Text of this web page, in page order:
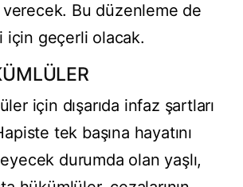
verecek. Bu düzenleme de
için geçerli olacak.
için dışarıda infaz şartları
tek başına hayatını
durumda olan yaşlı,